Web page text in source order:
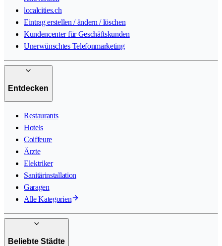
localcities.ch
Eintrag erstellen / ändern / löschen
Kundencenter für Geschäftskunden
Unerwünschtes Telefonmarketing
Entdecken
Restaurants
Hotels
Coiffeure
Ärzte
Elektriker
Sanitärinstallation
Garagen
Alle Kategorien
Beliebte Städte